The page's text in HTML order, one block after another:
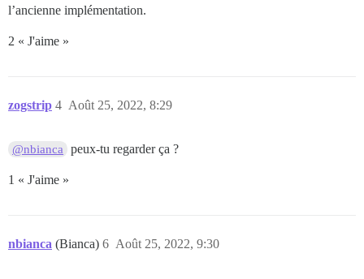
l’ancienne implémentation.
2 « J'aime »
zogstrip Août 25, 2022, 8:29
4
@nbianca peux-tu regarder ça ?
1 « J'aime »
nbianca (Bianca) Août 25, 2022, 9:30
6